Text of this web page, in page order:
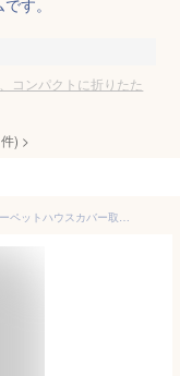
す。
コンパクトに折りたた
件) >
GPRペットソフトクレートケージペットキャリーペットハウスカバー取り外せる4面メッシュ出入口鉄フレーム猫犬兼用折りたたみ式洗濯可能(シルバグレーXL)